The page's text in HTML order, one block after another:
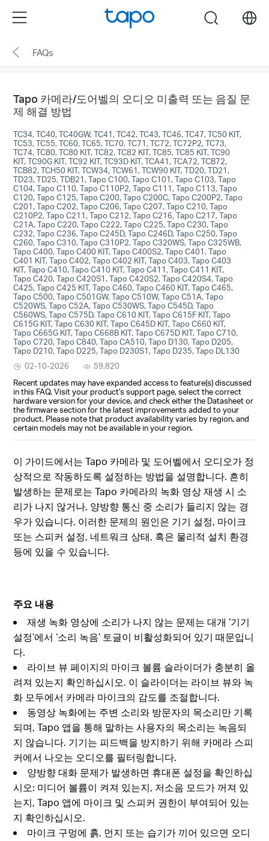
the
navigation
Menu search
FAQs
Tapo 카메라/도어벨의 오디오 미출력 또는 음질 문
제 해결 방법
TC34, TC40, TC40GW, TC41, TC42, TC43, TC46, TC47, TC50 KIT,
TC53, TC55, TC60, TC65, TC70, TC71, TC72, TC72P2, TC73,
TC74, TC80, TC80 KIT, TC82, TC82 KIT, TC85, TC85 KIT, TC90
KIT, TC90G KIT, TC92 KIT, TC93D KIT, TCA41, TCA72, TCB72,
TCB82, TCH50 KIT, TCW34, TCW61, TCW90 KIT, TD20, TD21,
TD23, TD25, TDB21, Tapo C100, Tapo C101, Tapo C103, Tapo
C104, Tapo C110, Tapo C110P2, Tapo C111, Tapo C113, Tapo
C120, Tapo C125, Tapo C200, Tapo C200C, Tapo C200P2, Tapo
C201, Tapo C202, Tapo C206, Tapo C207, Tapo C210, Tapo
C210P2, Tapo C211, Tapo C212, Tapo C216, Tapo C217, Tapo
C21A, Tapo C220, Tapo C222, Tapo C225, Tapo C230, Tapo
C232, Tapo C236, Tapo C245D, Tapo C246D, Tapo C250, Tapo
C260, Tapo C310, Tapo C310P2, Tapo C320WS, Tapo C325WB,
Tapo C400, Tapo C400 KIT, Tapo C400S2, Tapo C401, Tapo
C401 KIT, Tapo C402, Tapo C402 KIT, Tapo C403, Tapo C403
KIT, Tapo C410, Tapo C410 KIT, Tapo C411, Tapo C411 KIT,
Tapo C420, Tapo C420S1, Tapo C420S2, Tapo C420S4, Tapo
C425, Tapo C425 KIT, Tapo C460, Tapo C460 KIT, Tapo C465,
Tapo C500, Tapo C501GW, Tapo C510W, Tapo C51A, Tapo
C520WS, Tapo C52A, Tapo C530WS, Tapo C545D, Tapo
C560WS, Tapo C575D, Tapo C610 KIT, Tapo C615F KIT, Tapo
C615G KIT, Tapo C630 KIT, Tapo C645D KIT, Tapo C660 KIT,
Tapo C665G KIT, Tapo C668B KIT, Tapo C675D KIT, Tapo C710,
Tapo C720, Tapo C840, Tapo CA510, Tapo D130, Tapo D205,
Tapo D210, Tapo D225, Tapo D230S1, Tapo D235, Tapo DL130
02-10-2026
59,820
Recent updates may have expanded access to feature(s) discussed
in this FAQ. Visit your product's support page, select the correct
hardware version for your device, and check either the Datasheet or
the firmware section for the latest improvements added to your
product. Please note that product availability varies by region, and
certain models may not be available in your region.
이 가이드에서는 Tapo 카메라 및 도어벨에서 오디오가 정
상적으로 작동하도록 설정하는 방법을 설명합니다. 흔히
발생하는 문제로는 Tapo 카메라의 녹화 영상 재생 시 소
리가 나지 않거나, 양방향 통신 중 소리가 들리지 않는 경
우가 있습니다. 이러한 문제의 원인은 기기 설정, 마이크
또는 스피커 설정, 네트워크 상태, 혹은 물리적 설치 환경
등에 있을 수 있습니다.
주요 내용
재생 녹화 영상에 소리가 나지 않는 문제는 대개 ‘기기
설정’에서 ‘소리 녹음’ 토글이 비활성화되어 있기 때문입니
다.
라이브 뷰 페이지의 마이크 볼륨 슬라이더가 충분히 올
려져 있는지 확인하십시오. 이 슬라이더는 라이브 뷰와 녹
화 모두에서 카메라 마이크의 감도를 조절합니다.
동영상 녹화에는 주변 소리와 방문자의 목소리만 기록
되며, Tapo 앱을 통해 말하는 사용자의 목소리는 녹음되
지 않습니다. 기기는 피드백을 방지하기 위해 카메라 스피
커에서 나오는 오디오를 필터링합니다.
양방향 대화 문제가 발생하면 휴대폰 설정을 확인하십
시오: 미디어 볼륨이 켜져 있는지, 저소음 모드가 꺼져 있
는지, Tapo 앱에 마이크 및 스피커 권한이 부여되어 있는
지 확인하십시오.
마이크 구멍에 흙, 먼지 또는 습기가 끼어 있으면 오디